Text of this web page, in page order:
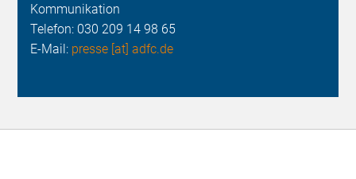
Kommunikation
Telefon: 030 209 14 98 65
E-Mail: presse [at] adfc.de